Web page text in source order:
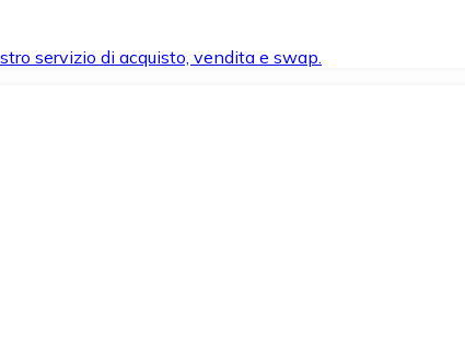
servizio di acquisto, vendita e swap.